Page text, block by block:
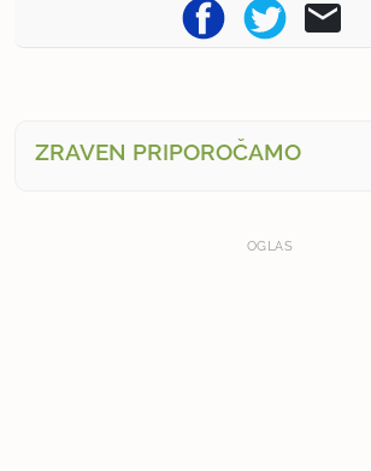
ZRAVEN PRIPOROČAMO
OGLAS